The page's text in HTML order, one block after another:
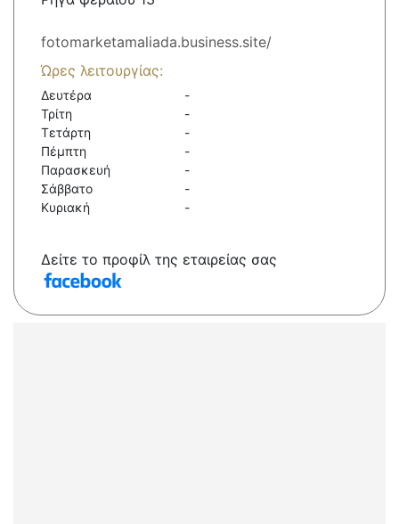
fotomarketamaliada.business.site/
Ώρες λειτουργίας:
Δευτέρα
-
Τρίτη
-
Τετάρτη
-
Πέμπτη
-
Παρασκευή
-
Σάββατο
-
Κυριακή
-
Δείτε το προφίλ της εταιρείας σας